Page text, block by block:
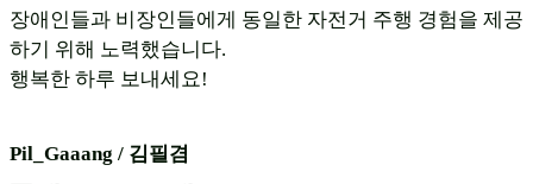
장애인들과 비장인들에게 동일한 자전거 주행 경험을 제공
하기 위해 노력했습니다.
행복한 하루 보내세요!
Pil_Gaaang / 김필겸